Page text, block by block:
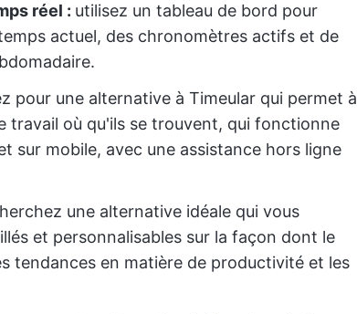
réel : utilisez un tableau de bord pour
actuel, des chronomètres actifs et de
pour une alternative à Timeular qui permet à
travail où qu'ils se trouvent, qui fonctionne
sur mobile, avec une assistance hors ligne
une alternative idéale qui vous
et personnalisables sur la façon dont le
tendances en matière de productivité et les